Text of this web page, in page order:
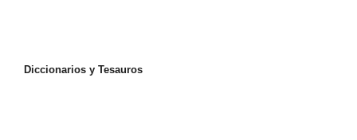
Diccionarios y Tesauros